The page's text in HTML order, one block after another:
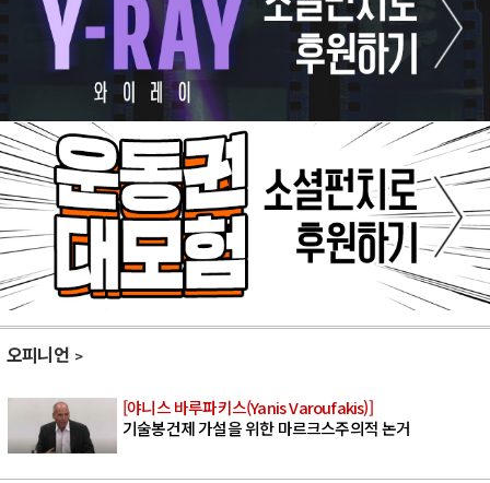
오피니언
[야니스 바루파키스(Yanis Varoufakis)]
기술봉건제 가설을 위한 마르크스주의적 논거